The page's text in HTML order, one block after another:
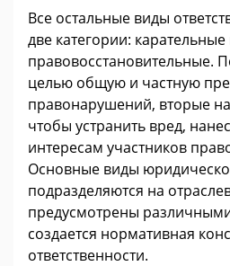
Все остальные виды
две категории: карательные
правовосстановительные.
целью общую и частную
правонарушений, вторые
чтобы устранить вред,
интересам участников
Основные виды
подразделяются на
предусмотрены
создается нормативная
ответственности.